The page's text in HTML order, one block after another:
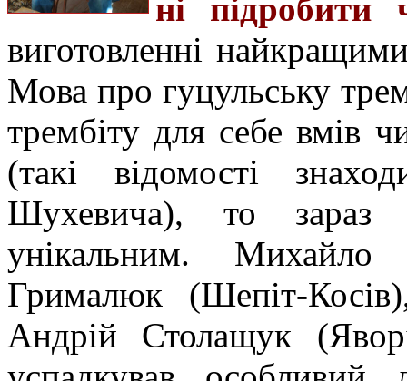
ні підробити
виготовленні
Мова про гуцульську
трембіту для себе вмів
(такі відомості
Шухевича), то зараз
унікальним. Михайло
Грималюк (Шепіт-
Андрій Столащук